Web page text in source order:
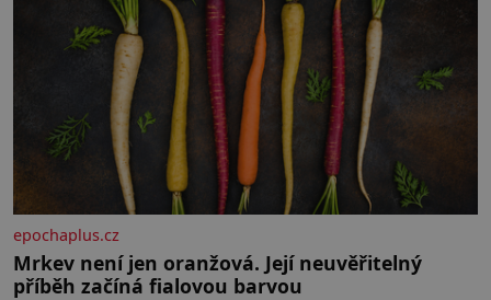
epochaplus.cz
Mrkev není jen oranžová. Její neuvěřitelný
příběh začíná fialovou barvou